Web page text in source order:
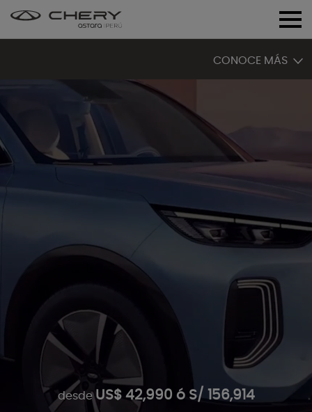
CONOCE MÁS
desdeUS$ 42,990 ó S/ 156,914